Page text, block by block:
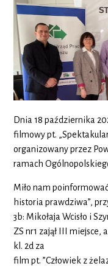
Dnia 18 października
filmowy pt.
organizowany przez
ramach
Miło nam
historia prawdziwa”,
3b: Mikołaja Wcisło i
ZS nr1 zajął III miejsce,
kl. 2d za
film pt. ”Człowiek z